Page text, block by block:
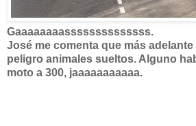
Gaaaaaaaassssssssssssss.
José me comenta que más
peligro animales sueltos. Alguno
moto a 300, jaaaaaaaaaaa.